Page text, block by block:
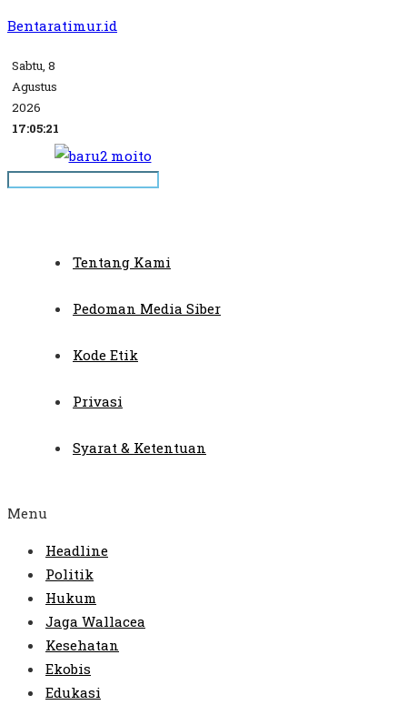
Bentaratimur.id
Sabtu, 8
Agustus
2026
17:05:21
Tentang Kami
Pedoman Media Siber
Kode Etik
Privasi
Syarat & Ketentuan
Menu
Headline
Politik
Hukum
Jaga Wallacea
Kesehatan
Ekobis
Edukasi